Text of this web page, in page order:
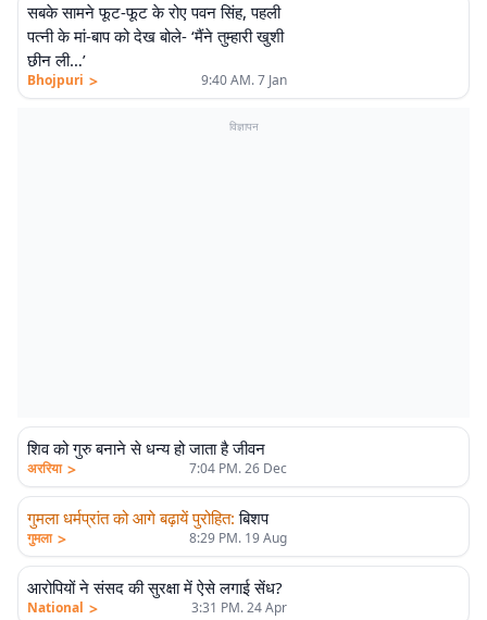
सबके सामने फूट-फूट के रोए पवन सिंह, पहली
पत्नी के मां-बाप को देख बोले- ‘मैंने तुम्हारी खुशी
छीन ली…’
Bhojpuri > 9:40 AM. 7 Jan
विज्ञापन
शिव को गुरु बनाने से धन्य हो जाता है जीवन
अररिया > 7:04 PM. 26 Dec
गुमला धर्मप्रांत को आगे बढ़ायें पुरोहित: बिशप
गुमला > 8:29 PM. 19 Aug
आरोपियों ने संसद की सुरक्षा में ऐसे लगाई सेंध?
National > 3:31 PM. 24 Apr